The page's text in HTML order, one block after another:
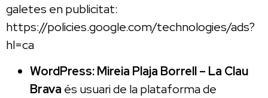
galetes en publicitat:
https://policies.google.com/technologies/ads?
hl=ca
WordPress:Mireia Plaja Borrell – La Clau
Brava és usuari de la plataforma de